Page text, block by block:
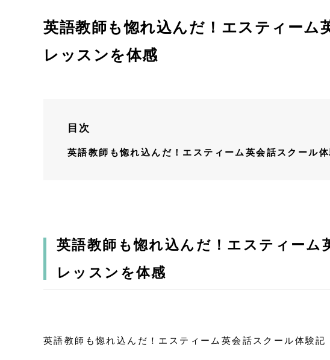
英語教師も惚れ込んだ！エスティーム
レッスンを体感
目次
英語教師も惚れ込んだ！エスティーム英会話スクール
英語教師も惚れ込んだ！エスティーム
レッスンを体感
英語教師も惚れ込んだ！エスティーム英会話スクール体験記